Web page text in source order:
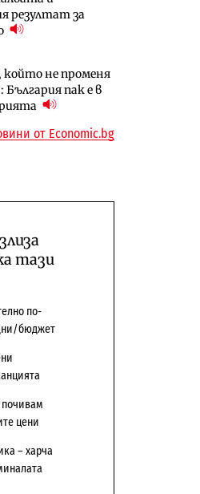
резултат за
който не променя
пак е в
от Google
ще строи огромен
отбранителен
ТЕЦ „Марица
с 5 блока
от Economic.bg
тази
по-
бюджет
почивам
цени
– харча